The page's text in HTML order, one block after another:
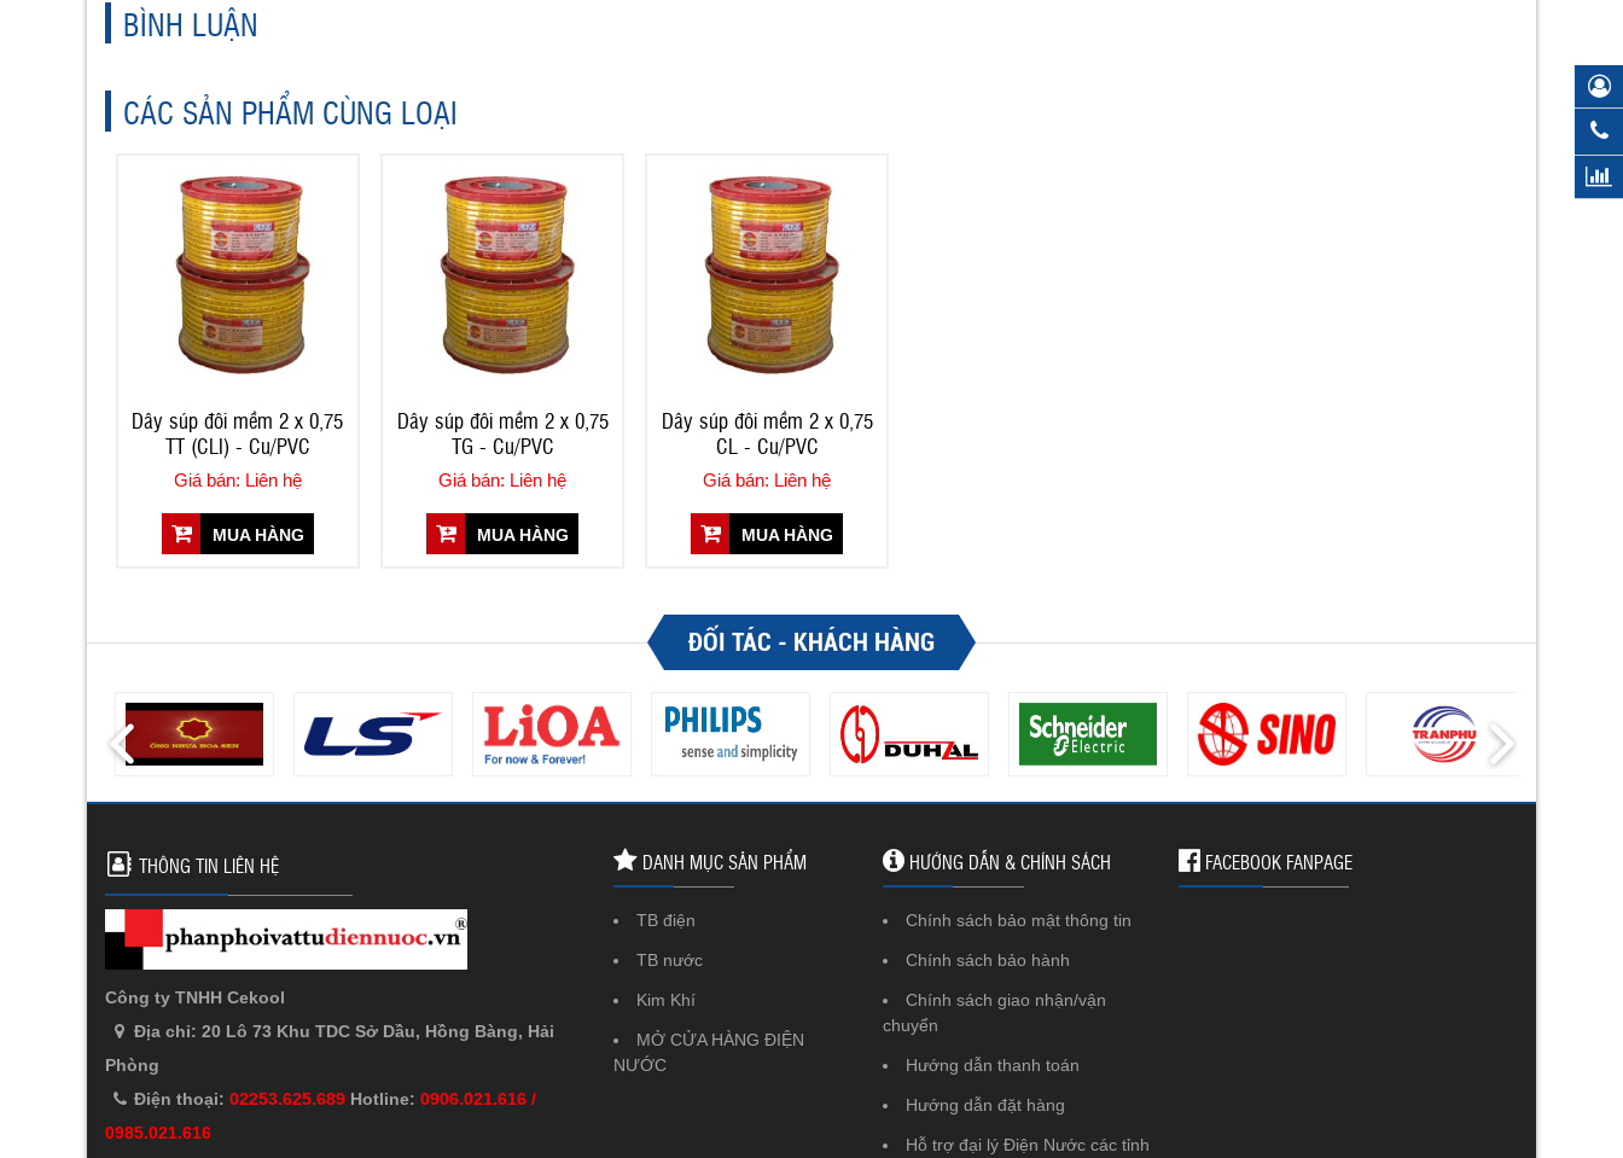
BÌNH LUẬN
CÁC SẢN PHẨM CÙNG LOẠI
Dây súp đôi mềm 2 x 0,75
TT (CLI) - Cu/PVC
Giá bán: Liên hệ
MUA HÀNG
Dây súp đôi mềm 2 x 0,75
TG - Cu/PVC
Giá bán: Liên hệ
MUA HÀNG
Dây súp đôi mềm 2 x 0,75
CL - Cu/PVC
Giá bán: Liên hệ
MUA HÀNG
ĐỐI TÁC - KHÁCH HÀNG
FACEBOOK FANPAGE
HƯỚNG DẪN & CHÍNH SÁCH
Chính sách bảo mật thông tin
Chính sách bảo hành
Chính sách giao nhận/vận
chuyển
Hướng dẫn thanh toán
Hướng dẫn đặt hàng
Hỗ trợ đại lý Điện Nước các tỉnh
DANH MỤC SẢN PHẨM
TB điện
TB nước
Kim Khí
MỞ CỬA HÀNG ĐIỆN
NƯỚC
THÔNG TIN LIÊN HỆ
Công ty TNHH Cekool
Địa chỉ: 20 Lô 73 Khu TDC Sở Dầu, Hồng Bàng, Hải
Phòng
Điện thoại: 02253.625.689 Hotline: 0906.021.616 /
0985.021.616